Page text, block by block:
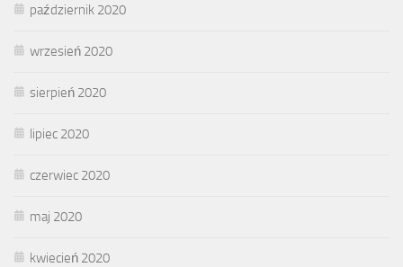
październik 2020
wrzesień 2020
sierpień 2020
lipiec 2020
czerwiec 2020
maj 2020
kwiecień 2020